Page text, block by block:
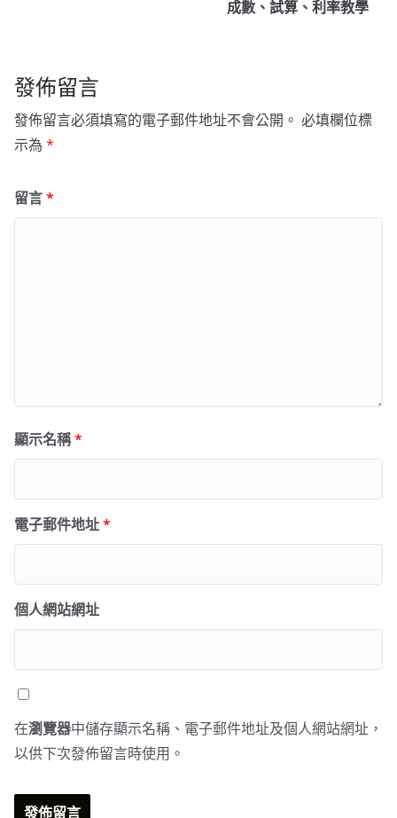
成數、試算、利率教學
發佈留言
發佈留言必須填寫的電子郵件地址不會公開。 必填欄位標
示為 *
留言*
顯示名稱*
電子郵件地址*
個人網站網址
在瀏覽器中儲存顯示名稱、電子郵件地址及個人網站網址，
以供下次發佈留言時使用。